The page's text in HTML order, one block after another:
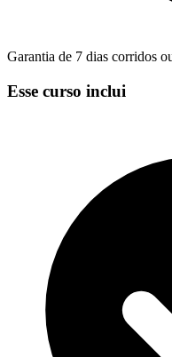
Garantia de 7 dias corridos
Esse curso inclui